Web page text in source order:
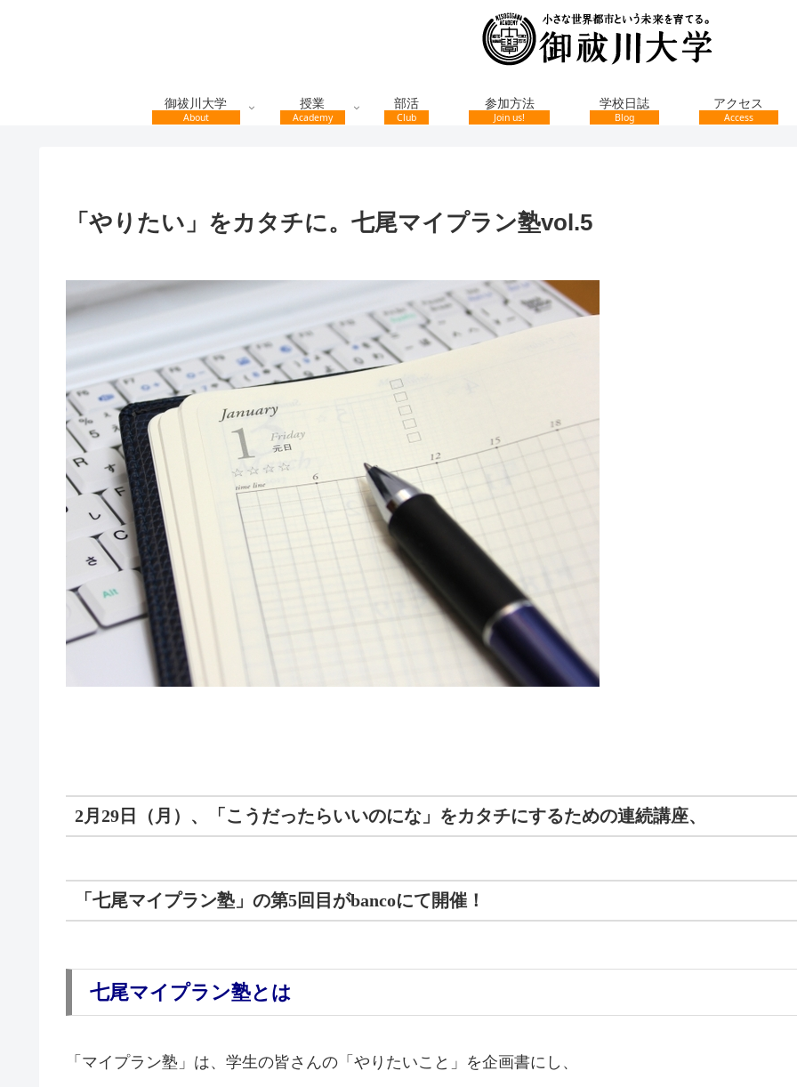
御祓川大学
About
授業
Academy
部活
Club
参加方法
Join us!
学校日誌
Blog
アクセス
Access
「やりたい」をカタチに。七尾マイプラン塾vol.5
2月 29 日（月）、「こうだったらいいのにな」をカタチにするための連続講座、
「七尾マイプラン塾」の第5回目がbancoにて開催！
七尾マイプラン塾とは
「マイプラン塾」は、学生の皆さんの「やりたいこと」を企画書にし、